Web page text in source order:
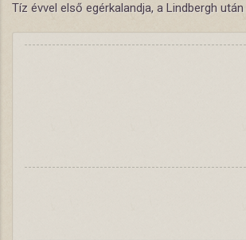
Tíz évvel első egérkalandja, a Lindbergh